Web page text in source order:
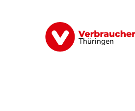
Thüringen
Finanzen Digitales